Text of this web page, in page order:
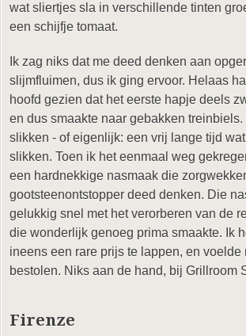
wat sliertjes sla in verschillende tinten
een schijfje tomaat.
Ik zag niks dat me deed denken aan
slijmfluimen, dus ik ging ervoor. Helaas
hoofd gezien dat het eerste hapje deels
en dus smaakte naar gebakken
slikken - of eigenlijk: een vrij lange tijd
slikken. Toen ik het eenmaal weg
een hardnekkige nasmaak die
gootsteenontstopper deed denken. Die
gelukkig snel met het verorberen van de
die wonderlijk genoeg prima smaakte. Ik
ineens een rare prijs te lappen, en voelde
bestolen. Niks aan de hand, bij Grillroom
Firenze